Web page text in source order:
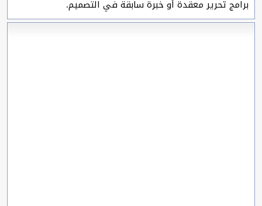
برامج تحرير معقدة أو خبرة سابقة في التصميم.